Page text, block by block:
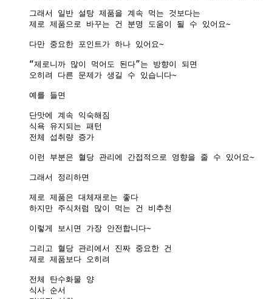
그래서 일반 설탕 제품을 계속 먹는 것보다는
제로 제품으로 바꾸는 건 분명 도움이 될 수 있어요~
다만 중요한 포인트가 하나 있어요~
“제로니까 많이 먹어도 된다”는 방향이 되면
오히려 다른 문제가 생길 수 있습니다~
예를 들면
단맛에 계속 익숙해짐
식욕 유지되는 패턴
전체 섭취량 증가
이런 부분은 혈당 관리에 간접적으로 영향을 줄 수 있어요~
그래서 정리하면
제로 제품은 대체재로는 좋다
하지만 주식처럼 많이 먹는 건 비추천
이렇게 보시면 가장 안전합니다~
그리고 혈당 관리에서 진짜 중요한 건
제로 제품보다 오히려
전체 탄수화물 양
식사 순서